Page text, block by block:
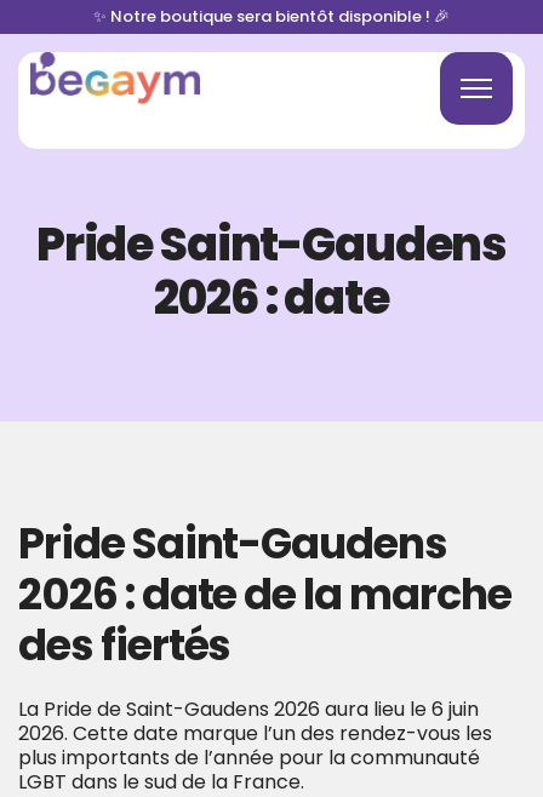
✨ Notre boutique sera bientôt disponible ! 🎉
Pride Saint-Gaudens
2026 : date
Pride Saint-Gaudens
2026 : date de la marche
des fiertés
La Pride de Saint-Gaudens 2026 aura lieu le 6 juin
2026. Cette date marque l’un des rendez-vous les
plus importants de l’année pour la communauté
LGBT dans le sud de la France.